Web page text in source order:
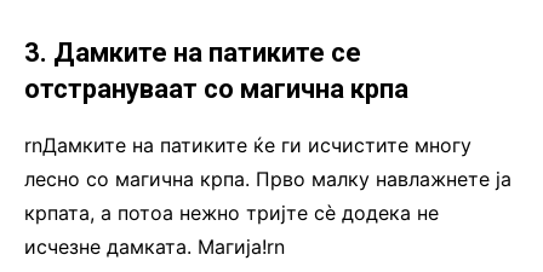
3. Дамките на патиките се
отстрануваат со магична крпа
rnДамките на патиките ќе ги исчистите многу
лесно со магична крпа. Прво малку навлажнете ја
крпата, а потоа нежно тријте сè додека не
исчезне дамката. Магија!rn